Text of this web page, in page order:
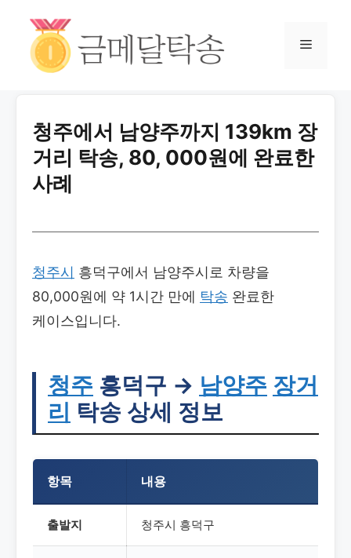
청주에서 남양주까지 139km 장
거리 탁송, 80, 000원에 완료한
사례
청주시 흥덕구에서 남양주시로 차량을
80,000원에 약 1시간 만에 탁송 완료한
케이스입니다.
청주 흥덕구 → 남양주 장거
리 탁송 상세 정보
항목 내용
출발지 청주시 흥덕구